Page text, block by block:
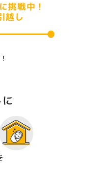
挑戦中！
越し